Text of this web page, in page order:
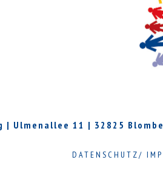
| Ulmenallee 11 | 32825
DATENSCHUTZ/